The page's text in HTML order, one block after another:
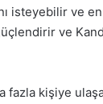
isteyebilir ve
ve
fazla kişiye